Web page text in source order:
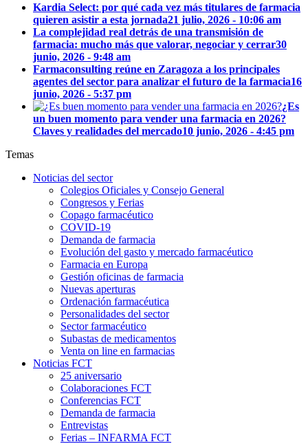
Kardia Select: por qué cada vez más titulares de farmacia
quieren asistir a esta jornada21 julio, 2026 - 10:06 am
La complejidad real detrás de una transmisión de
farmacia: mucho más que valorar, negociar y cerrar30
junio, 2026 - 9:48 am
Farmaconsulting reúne en Zaragoza a los principales
agentes del sector para analizar el futuro de la farmacia16
junio, 2026 - 5:37 pm
¿Es
un buen momento para vender una farmacia en 2026?
Claves y realidades del mercado10 junio, 2026 - 4:45 pm
Temas
Noticias del sector
Colegios Oficiales y Consejo General
Congresos y Ferias
Copago farmacéutico
COVID-19
Demanda de farmacia
Evolución del gasto y mercado farmacéutico
Farmacia en Europa
Gestión oficinas de farmacia
Nuevas aperturas
Ordenación farmacéutica
Personalidades del sector
Sector farmacéutico
Subastas de medicamentos
Venta on line en farmacias
Noticias FCT
25 aniversario
Colaboraciones FCT
Conferencias FCT
Demanda de farmacia
Entrevistas
Ferias – INFARMA FCT